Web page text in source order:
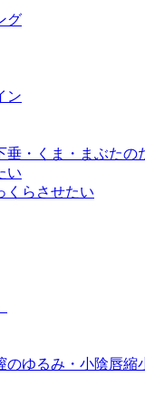
グ
ン
・くま・まぶたの
い
くらさせたい
ゆるみ・小陰唇縮